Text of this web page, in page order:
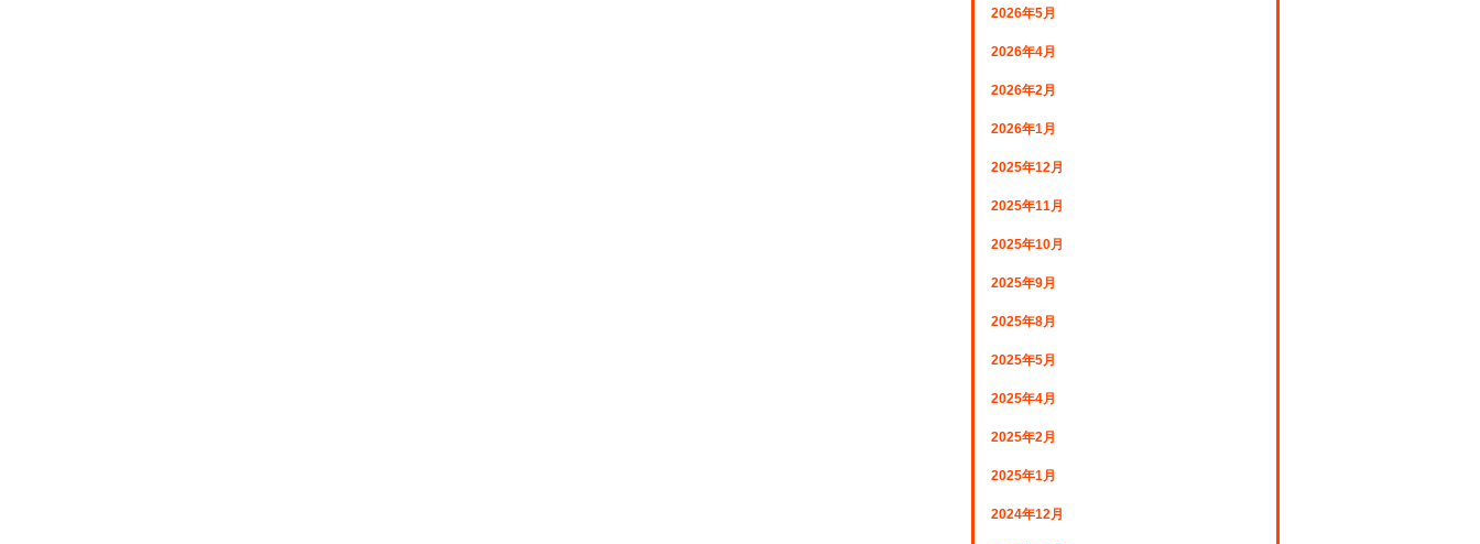
2026年5月
2026年4月
2026年2月
2026年1月
2025年12月
2025年11月
2025年10月
2025年9月
2025年8月
2025年5月
2025年4月
2025年2月
2025年1月
2024年12月